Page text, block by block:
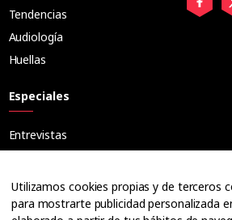
Tendencias
Audiología
Huellas
Especiales
Entrevistas
Ópticos
Cuadernos
Utilizamos cookies propias y de terceros
para mostrarte publicidad personalizada